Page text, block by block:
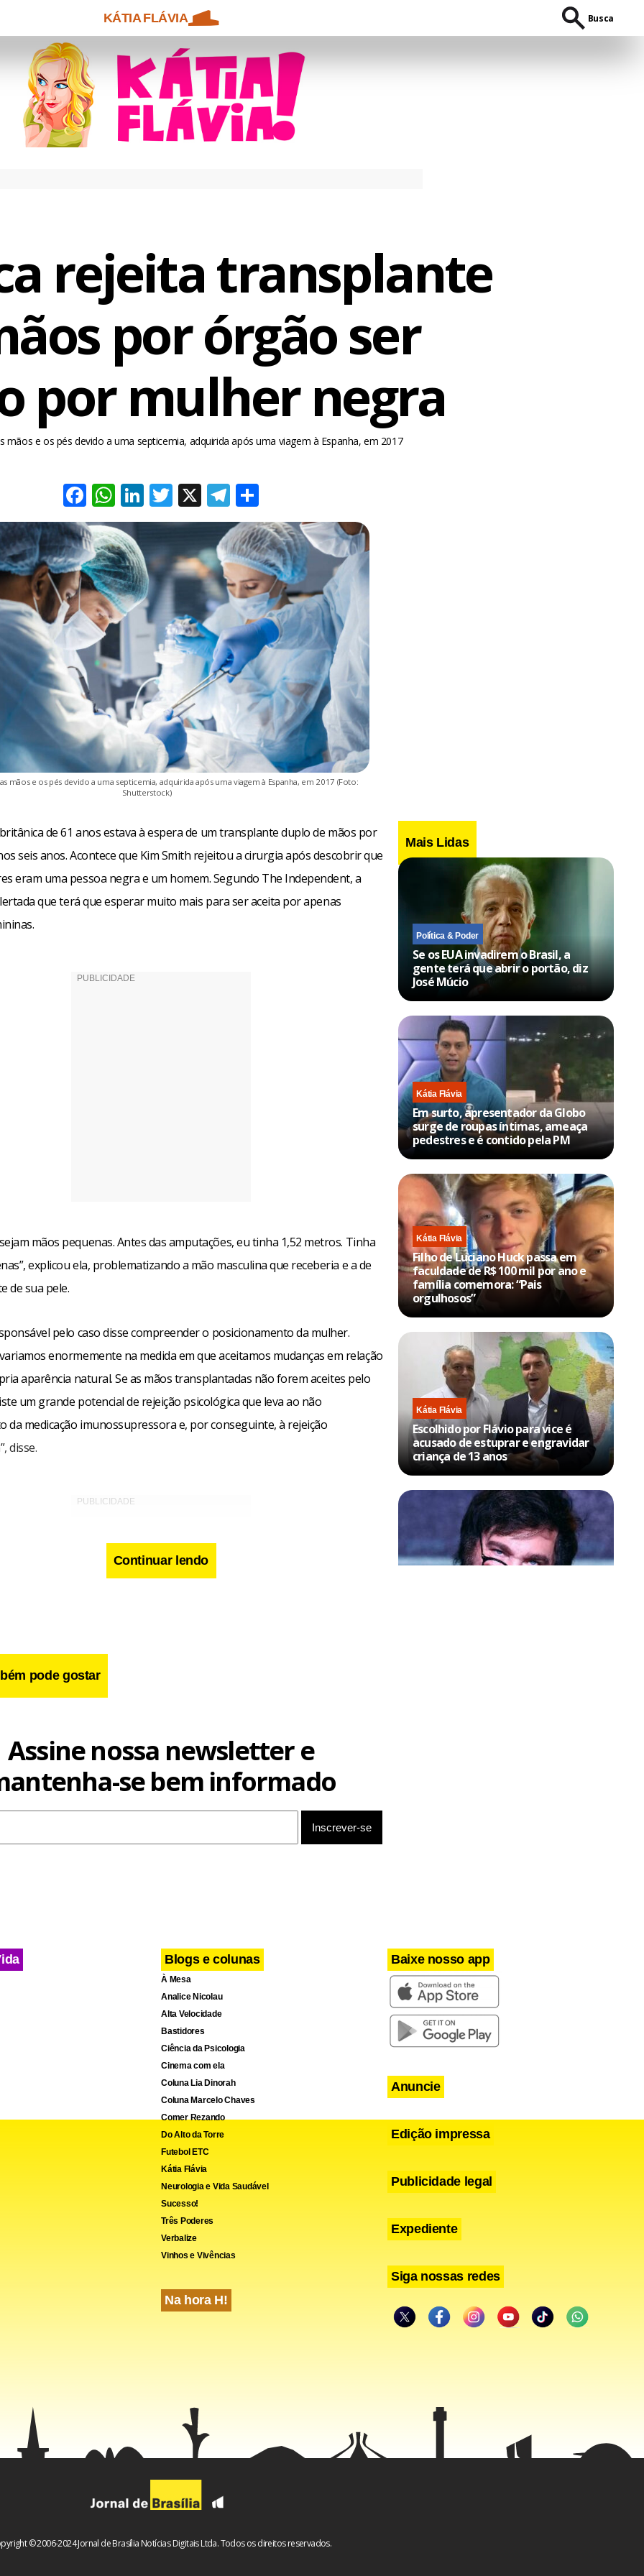
KÁTIA FLÁVIA Busca
rejeita transplante
por órgão ser
por mulher negra
mãos e os pés devido a uma septicemia, adquirida após uma viagem à Espanha, em 2017
Facebook
WhatsApp
LinkedIn
Twitter
X Telegram
mãos e os pés devido a uma septicemia, adquirida após uma viagem à Espanha, em 2017 (Foto:
Shutterstock)
de 61 anos estava à espera de um transplante duplo de mãos por
seis anos. Acontece que Kim Smith rejeitou a cirurgia após descobrir que
eram uma pessoa negra e um homem. Segundo The Independent, a
que terá que esperar muito mais para ser aceita por apenas
mãos pequenas. Antes das amputações, eu tinha 1,52 metros. Tinha
explicou ela, problematizando a mão masculina que receberia e a de
de sua pele.
pelo caso disse compreender o posicionamento da mulher.
enormemente na medida em que aceitamos mudanças em relação
aparência natural. Se as mãos transplantadas não forem aceites pelo
um grande potencial de rejeição psicológica que leva ao não
da medicação imunossupressora e, por conseguinte, à rejeição
disse.
LinkedIn
Twitter
X Telegram
Share
Continuar lendo
pode gostar
Mais Lidas
Política & Poder
Se os EUA invadirem o Brasil, a
gente terá que abrir o portão, diz
José Múcio
Kátia Flávia
Em surto, apresentador da Globo
surge de roupas íntimas, ameaça
pedestres e é contido pela PM
Kátia Flávia
Filho de Luciano Huck passa em
faculdade de R$ 100 mil por ano e
família comemora: “Pais
orgulhosos”
Kátia Flávia
Escolhido por Flávio para vice é
acusado de estuprar e engravidar
criança de 13 anos
Assine nossa newsletter e
se bem informado
Blogs e colunas
À Mesa
Analice Nicolau
Alta Velocidade
Bastidores
Ciência da Psicologia
Cinema com ela
Coluna Lia Dinorah
Coluna Marcelo Chaves
Comer Rezando
Do Alto da Torre
Futebol ETC
Kátia Flávia
Neurologia e Vida Saudável
Sucesso!
Três Poderes
Verbalize
Vinhos e Vivências
Na hora H!
Baixe nosso app
Anuncie
Edição impressa
Publicidade legal
Expediente
Siga nossas redes
© 2006-2024 Jornal de Brasília Notícias Digitais Ltda. Todos os direitos reservados.